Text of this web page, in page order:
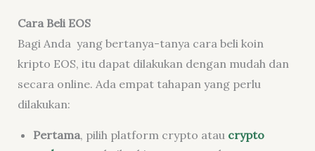
Cara Beli EOS
Bagi Anda yang bertanya-tanya cara beli koin
kripto EOS, itu dapat dilakukan dengan mudah dan
secara online. Ada empat tahapan yang perlu
dilakukan:
Pertama, pilih platform crypto atau crypto